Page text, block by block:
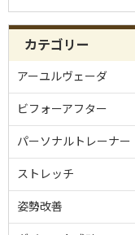
カテゴリー
アーユルヴェーダ
ビフォーアフター
パーソナルトレーナー
ストレッチ
姿勢改善